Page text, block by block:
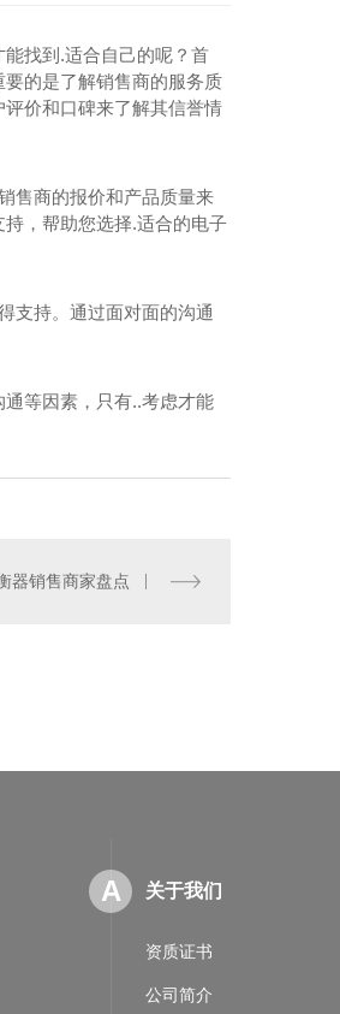
找到.适合自己的呢？首
的是了解销售商的服务质
价和口碑来了解其信誉情
售商的报价和产品质量来
，帮助您选择.适合的电子
支持。通过面对面的沟通
等因素，只有..考虑才能
器销售商家盘点
A 关于我们
资质证书
公司简介